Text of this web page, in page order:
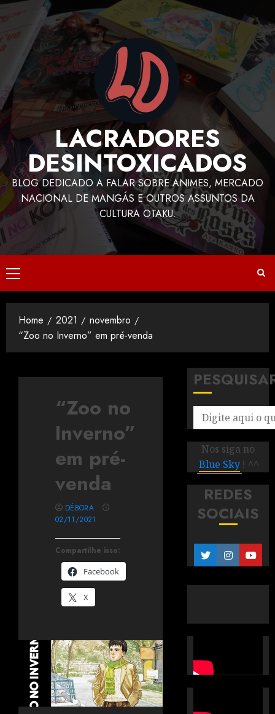
LACRADORES
DESINTOXICADOS
BLOG DEDICADO A FALAR SOBRE ANIMES, MERCADO
NACIONAL DE MANGÁS E OUTROS ASSUNTOS DA
CULTURA OTAKU.
Home 2021
novembro
“Zoo no Inverno” em pré-venda
“Zoo no
Inverno”
em pré-
venda
Compartilhe isso:
Facebook
X
DÉBORA
02/11/2021
Nos siga no
Blue Sky ! ^^
REDES
SOCIAIS